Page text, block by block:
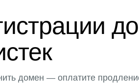
домен — оплатите